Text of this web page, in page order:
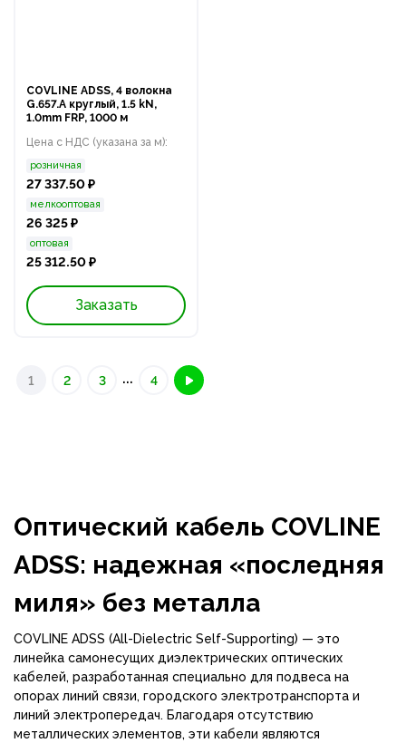
COVLINE ADSS, 4 волокна
G.657.A круглый, 1.5 kN,
1.0mm FRP, 1000 м
Цена с НДС (указана за м):
розничная
27 337.50 ₽
мелкооптовая
26 325 ₽
оптовая
25 312.50 ₽
Заказать
1 2 3 ... 4
Оптический кабель COVLINE
ADSS: надежная «последняя
миля» без металла
COVLINE ADSS (All-Dielectric Self-Supporting) — это
линейка самонесущих диэлектрических оптических
кабелей, разработанная специально для подвеса на
опорах линий связи, городского электротранспорта и
линий электропередач. Благодаря отсутствию
металлических элементов, эти кабели являются